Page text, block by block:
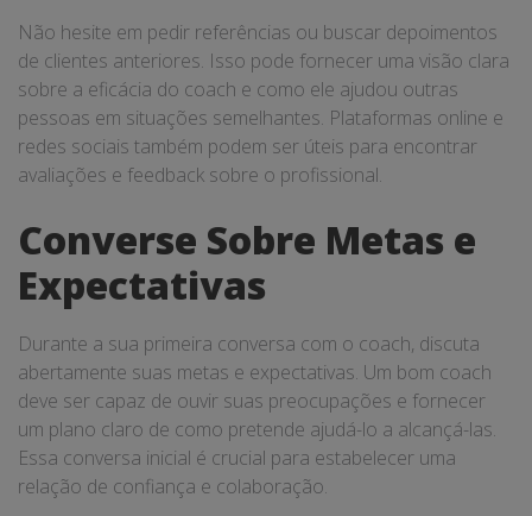
Não hesite em pedir referências ou buscar depoimentos
de clientes anteriores. Isso pode fornecer uma visão clara
sobre a eficácia do coach e como ele ajudou outras
pessoas em situações semelhantes. Plataformas online e
redes sociais também podem ser úteis para encontrar
avaliações e feedback sobre o profissional.
Converse Sobre Metas e
Expectativas
Durante a sua primeira conversa com o coach, discuta
abertamente suas metas e expectativas. Um bom coach
deve ser capaz de ouvir suas preocupações e fornecer
um plano claro de como pretende ajudá-lo a alcançá-las.
Essa conversa inicial é crucial para estabelecer uma
relação de confiança e colaboração.